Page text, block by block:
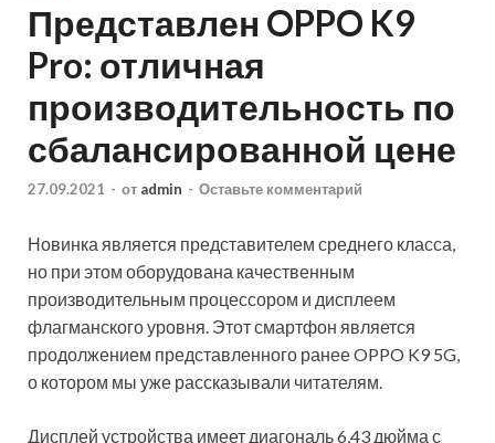
Представлен OPPO K9
Pro: отличная
производительность по
сбалансированной цене
27.09.2021 - от admin - Оставьте комментарий
Новинка является представителем среднего класса,
но при этом оборудована качественным
производительным процессором и дисплеем
флагманского уровня. Этот смартфон является
продолжением представленного ранее OPPO K9 5G,
о котором мы уже рассказывали читателям.
Дисплей устройства имеет диагональ 6,43 дюйма с